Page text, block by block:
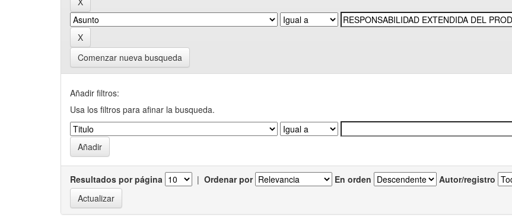
Comenzar nueva busqueda
Añadir filtros:
Usa los filtros para afinar la busqueda.
Resultados por página | Ordenar por En orden Autor/registro